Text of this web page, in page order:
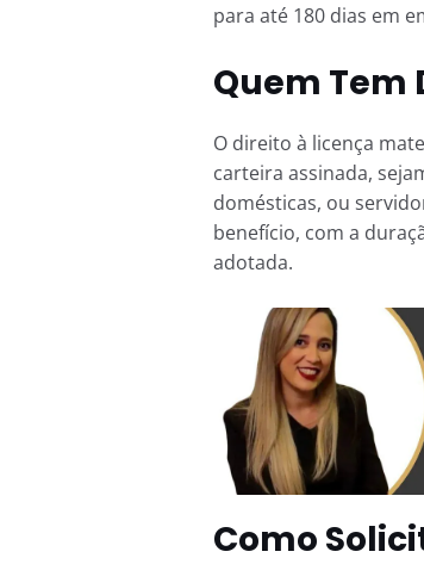
para até 180 dias em
Quem Tem
O direito à licença
carteira assinada,
domésticas, ou
benefício, com a
adotada.
Como